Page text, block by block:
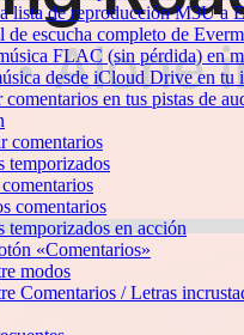
lista de reproducción M3U a
de escucha completo de
FLAC (sin pérdida) en
desde iCloud Drive en tu
en tus pistas de
comentarios
temporizados
comentarios
temporizados en acción
«Comentarios»
modos
Comentarios / Letras